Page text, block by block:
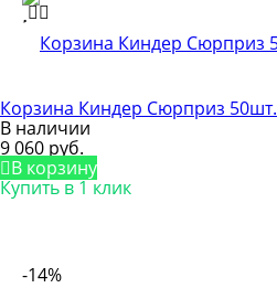
Корзина Киндер Сюрприз 50шт.
В наличии
9 060 руб.
В корзину
Купить в 1 клик
-14%